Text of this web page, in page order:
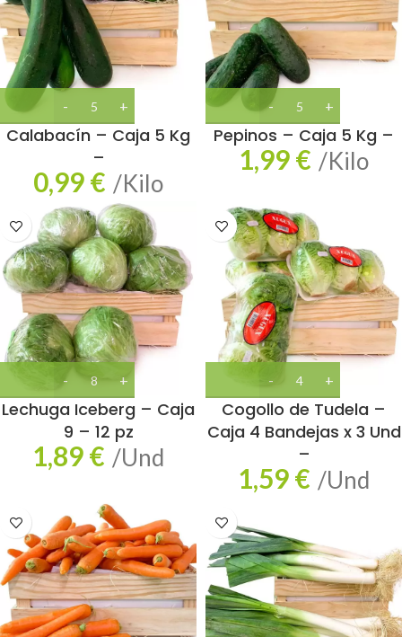
Calabacín – Caja 5 Kg
–
0,99€ /Kilo
Pepinos – Caja 5 Kg –
1,99€ /Kilo
Lechuga Iceberg – Caja
9 – 12 pz
1,89€ /Und
Cogollo de Tudela –
Caja 4 Bandejas x 3 Und
–
1,59€ /Und